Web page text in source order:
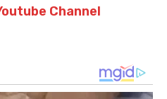
Channel